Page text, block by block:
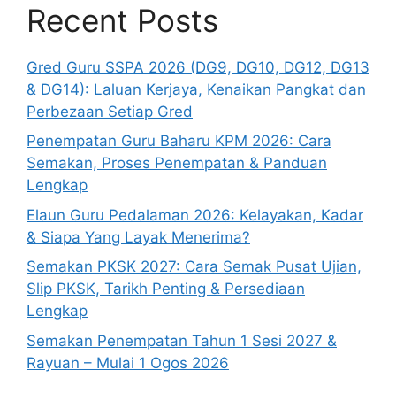
Recent Posts
Gred Guru SSPA 2026 (DG9, DG10, DG12, DG13
& DG14): Laluan Kerjaya, Kenaikan Pangkat dan
Perbezaan Setiap Gred
Penempatan Guru Baharu KPM 2026: Cara
Semakan, Proses Penempatan & Panduan
Lengkap
Elaun Guru Pedalaman 2026: Kelayakan, Kadar
& Siapa Yang Layak Menerima?
Semakan PKSK 2027: Cara Semak Pusat Ujian,
Slip PKSK, Tarikh Penting & Persediaan
Lengkap
Semakan Penempatan Tahun 1 Sesi 2027 &
Rayuan – Mulai 1 Ogos 2026